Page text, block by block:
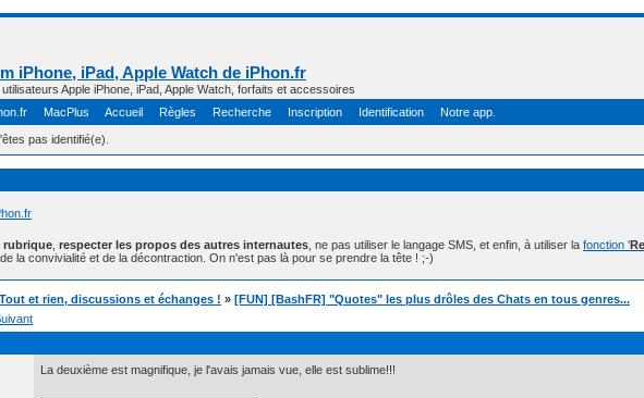
iPhone, iPad, Apple Watch de iPhon.fr
Apple iPhone, iPad, Apple Watch, forfaits et accessoires
MacPlus Accueil Règles Recherche Inscription Identification Notre app.
pas identifié(e).
rubrique respecter les propos des autres internautes , ne pas utiliser le langage SMS, et enfin, à utiliser la fonction '
la convivialité et de la décontraction. On n'est pas là pour se prendre la tête ! ;-)
et rien, discussions et échanges ! » [FUN] [BashFR] "Quotes" les plus drôles des Chats en tous genres...
La deuxième est magnifique, je l'avais jamais vue, elle est sublime!!!